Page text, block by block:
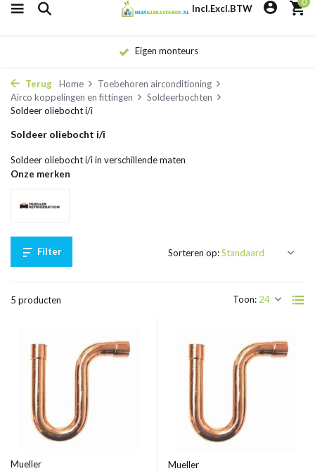
Incl.Excl.BTW
Eigen monteurs
Terug Home
Toebehoren airconditioning
Airco koppelingen en fittingen
Soldeerbochten
Soldeer oliebocht i/i
Soldeer oliebocht i/i
Soldeer oliebocht i/i in verschillende maten
Onze merken
Filter
5 producten Toon:
Sorteren op:
Mueller
Mueller